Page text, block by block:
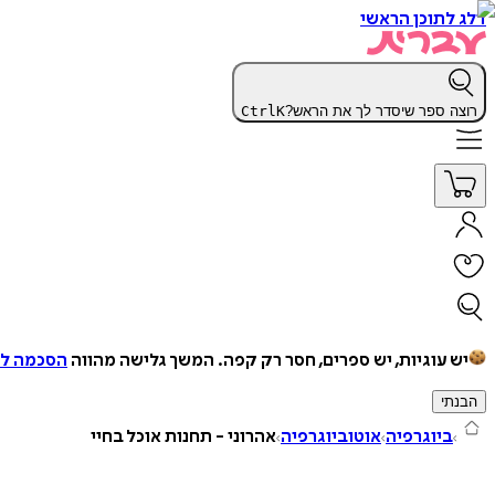
דלג לתוכן הראשי
רוצה ספר שיסדר לך את הראש? CtrlK
יש עוגיות, יש ספרים, חסר רק קפה. המשך גלישה מהווה הסכמה
הבנתי
ביוגרפיה אוטוביוגרפיה אהרוני - תחנות אוכל בחיי